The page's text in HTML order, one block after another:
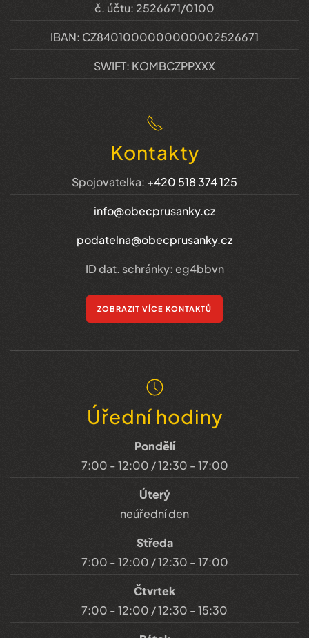
č. účtu: 2526671/0100
IBAN: CZ8401000000000002526671
SWIFT: KOMBCZPPXXX
Kontakty
Spojovatelka: +420 518 374 125
info@obecprusanky.cz
podatelna@obecprusanky.cz
ID dat. schránky: eg4bbvn
ZOBRAZIT VÍCE KONTAKTŮ
Úřední hodiny
Pondělí
7:00 - 12:00 / 12:30 - 17:00
Úterý
neúřední den
Středa
7:00 - 12:00 / 12:30 - 17:00
Čtvrtek
7:00 - 12:00 / 12:30 - 15:30